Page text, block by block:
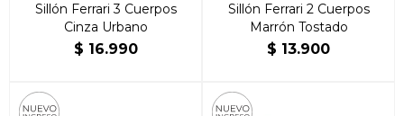
Sillón Ferrari 3 Cuerpos
Cinza Urbano
$ 16.990
Sillón Ferrari 2 Cuerpos
Marrón Tostado
$ 13.900